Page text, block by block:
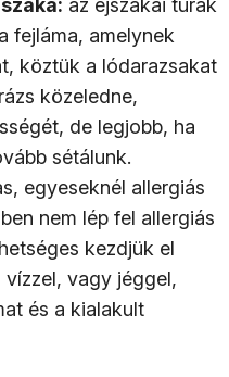
fejláma, amelynek
köztük a lódarazsakat
közeledne,
de legjobb, ha
sétálunk.
egyeseknél allergiás
nem lép fel allergiás
kezdjük el
vagy jéggel,
és a kialakult